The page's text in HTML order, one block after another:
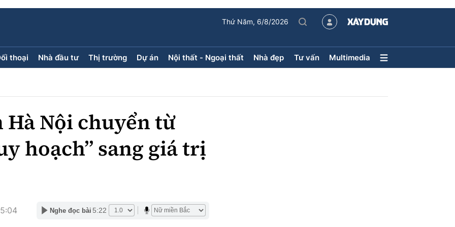
Thứ Năm, 6/8/2026
thoại Nhà đầu tư Thị trường Dự án Nội thất - Ngoại thất Nhà đẹp Tư vấn Multimedia
Doanh nhân
Mua bán
Giới thiệu dự án
Hà Nội chuyển từ
hoạch” sang giá trị
Nghe đọc bài 5:22